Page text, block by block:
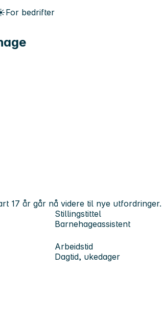
For bedrifter
17 år går nå videre til nye
Stillingstittel
Barnehageassistent
Arbeidstid
Dagtid, ukedager